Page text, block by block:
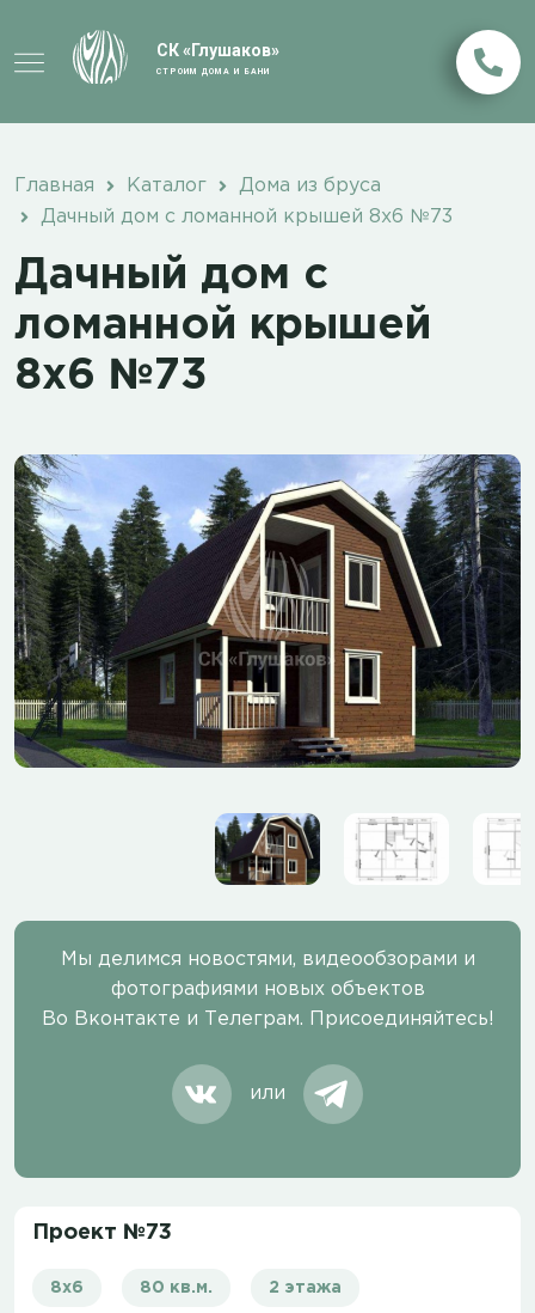
СК «Глушаков»
СТРОИМ ДОМА И БАНИ
Главная Каталог
Дома из бруса
Дачный дом с ломанной крышей 8х6 №73
Дачный дом с
ломанной крышей
8х6 №73
Мы делимся новостями, видеообзорами и
фотографиями новых объектов
Во Вконтакте и Телеграм. Присоединяйтесь!
или
Проект №73
8x6 80 кв.м. 2 этажа